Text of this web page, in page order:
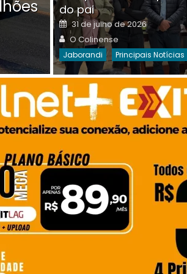
on
Destaques Da Semana
do pai
Posted
on
31 de julho de 2026
Author
O Colinense
Jaborandi Principais Notícias